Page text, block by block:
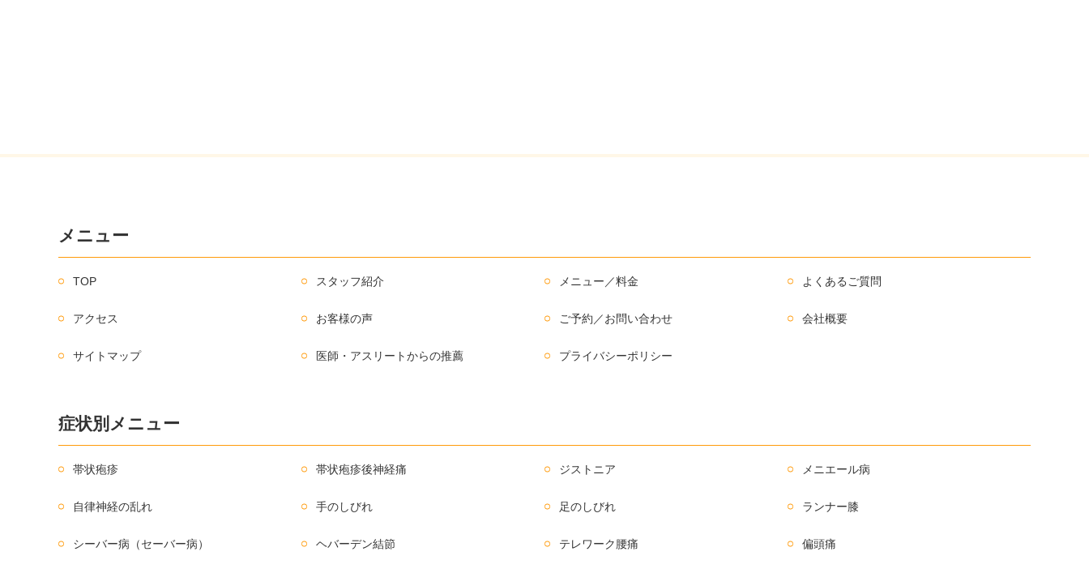
メニュー
TOP スタッフ紹介 メニュー／料金 よくあるご質問
アクセス お客様の声 ご予約／お問い合わせ 会社概要
サイトマップ 医師・アスリートからの推薦 プライバシーポリシー
症状別メニュー
帯状疱疹 帯状疱疹後神経痛 ジストニア メニエール病
自律神経の乱れ 手のしびれ 足のしびれ ランナー膝
シーバー病（セーバー病） ヘバーデン結節 テレワーク腰痛 偏頭痛